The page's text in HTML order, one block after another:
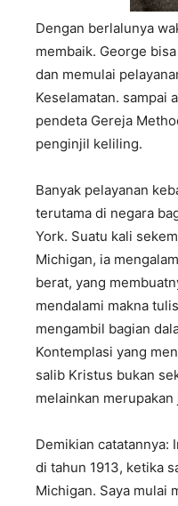
Dengan berlalunya
membaik. George
dan memulai
Keselamatan. sampai
pendeta Gereja
penginjil keliling.
Banyak pelayanan
terutama di negara
York. Suatu kali
Michigan, ia
berat, yang
mendalami makna
mengambil bagian
Kontemplasi yang
salib Kristus bukan
melainkan
Demikian catatannya:
di tahun 1913, ketika
Michigan. Saya mulai